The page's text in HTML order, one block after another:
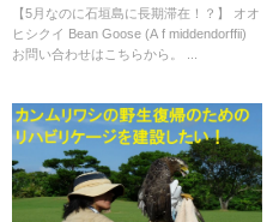
Goose (A f middendorffii)
【5月なのに石垣島に長期滞在！？】 オオ
ヒシクイ Bean Goose (A f middendorffii)
お問い合わせはこちらから。 ...